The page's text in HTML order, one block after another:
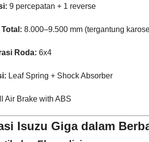
9 percepatan + 1 reverse
8.000–9.500 mm (tergantung
Roda: 6x4
Leaf Spring + Shock Absorber
Air Brake with ABS
Isuzu Giga dalam